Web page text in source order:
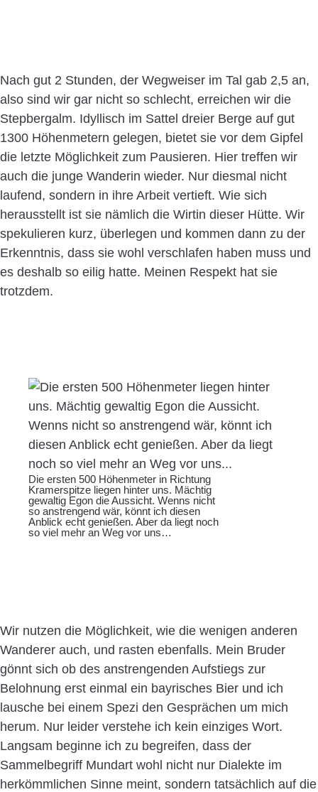
Nach gut 2 Stunden, der Wegweiser im Tal gab 2,5 an,
also sind wir gar nicht so schlecht, erreichen wir die
Stepbergalm. Idyllisch im Sattel dreier Berge auf gut
1300 Höhenmetern gelegen, bietet sie vor dem Gipfel
die letzte Möglichkeit zum Pausieren. Hier treffen wir
auch die junge Wanderin wieder. Nur diesmal nicht
laufend, sondern in ihre Arbeit vertieft. Wie sich
herausstellt ist sie nämlich die Wirtin dieser Hütte. Wir
spekulieren kurz, überlegen und kommen dann zu der
Erkenntnis, dass sie wohl verschlafen haben muss und
es deshalb so eilig hatte. Meinen Respekt hat sie
trotzdem.
Die ersten 500 Höhenmeter in Richtung
Kramerspitze liegen hinter uns. Mächtig
gewaltig Egon die Aussicht. Wenns nicht
so anstrengend wär, könnt ich diesen
Anblick echt genießen. Aber da liegt noch
so viel mehr an Weg vor uns…
Wir nutzen die Möglichkeit, wie die wenigen anderen
Wanderer auch, und rasten ebenfalls. Mein Bruder
gönnt sich ob des anstrengenden Aufstiegs zur
Belohnung erst einmal ein bayrisches Bier und ich
lausche bei einem Spezi den Gesprächen um mich
herum. Nur leider verstehe ich kein einziges Wort.
Langsam beginne ich zu begreifen, dass der
Sammelbegriff Mundart wohl nicht nur Dialekte im
herkömmlichen Sinne meint, sondern tatsächlich auf die